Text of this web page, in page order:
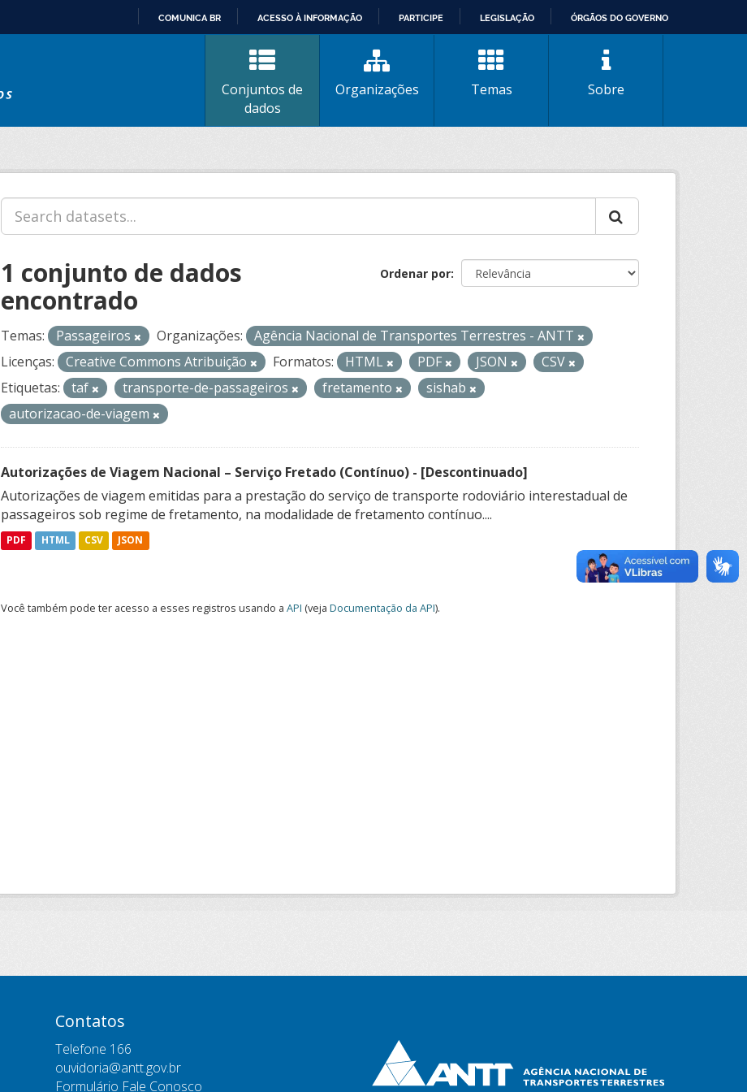
CONTEÚDO
COMUNICA BR ACESSO À INFORMAÇÃO PARTICIPE LEGISLAÇÃO ÓRGÃOS DO GOVERNO
Conjuntos de
dados
Organizações Temas Sobre
Ordenar por
1 conjunto de dados
encontrado
Temas: Passageiros Organizações:
Agência Nacional de Transportes Terrestres - ANTT
Licenças:
Creative Commons Atribuição Formatos: HTML PDF JSON
CSV
Etiquetas:
taf transporte-de-passageiros fretamento
sishab
autorizacao-de-viagem
Autorizações de Viagem Nacional – Serviço Fretado (Contínuo) - [Descontinuado]
Autorizações de viagem emitidas para a prestação do serviço de transporte rodoviário interestadual de
passageiros sob regime de fretamento, na modalidade de fretamento contínuo....
PDF HTML CSV JSON
Você também pode ter acesso a esses registros usando a API (veja Documentação da API).
Contatos
Telefone 166
ouvidoria@antt.gov.br
Formulário Fale Conosco